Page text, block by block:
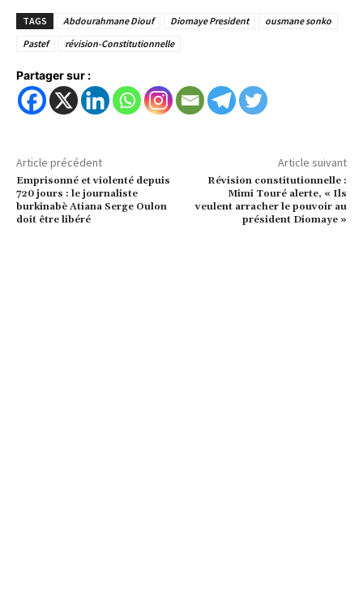
TAGS Abdourahmane Diouf Diomaye President
ousmane sonko
Pastef
révision-Constitutionnelle
Partager sur :
Article précédent
Emprisonné et violenté depuis
720 jours : le journaliste
burkinabè Atiana Serge Oulon
doit être libéré
Article suivant
Révision constitutionnelle :
Mimi Touré alerte, « Ils
veulent arracher le pouvoir au
président Diomaye »